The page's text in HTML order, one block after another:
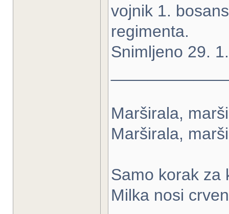
vojnik 1.
regimenta.
Snimljeno 29.
Marširala,
Marširala,
Samo korak za
Milka nosi